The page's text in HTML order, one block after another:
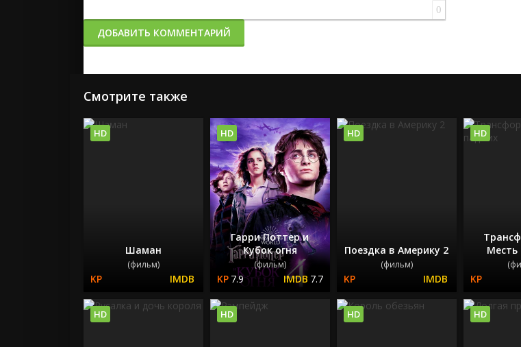
0
ДОБАВИТЬ КОММЕНТАРИЙ
Смотрите также
Шаман
(фильм)
HD
Гарри Поттер и
Кубок огня
(фильм)
7.9 7.7
HD
Поездка в Америку 2
(фильм)
HD HD
HD HD HD HD